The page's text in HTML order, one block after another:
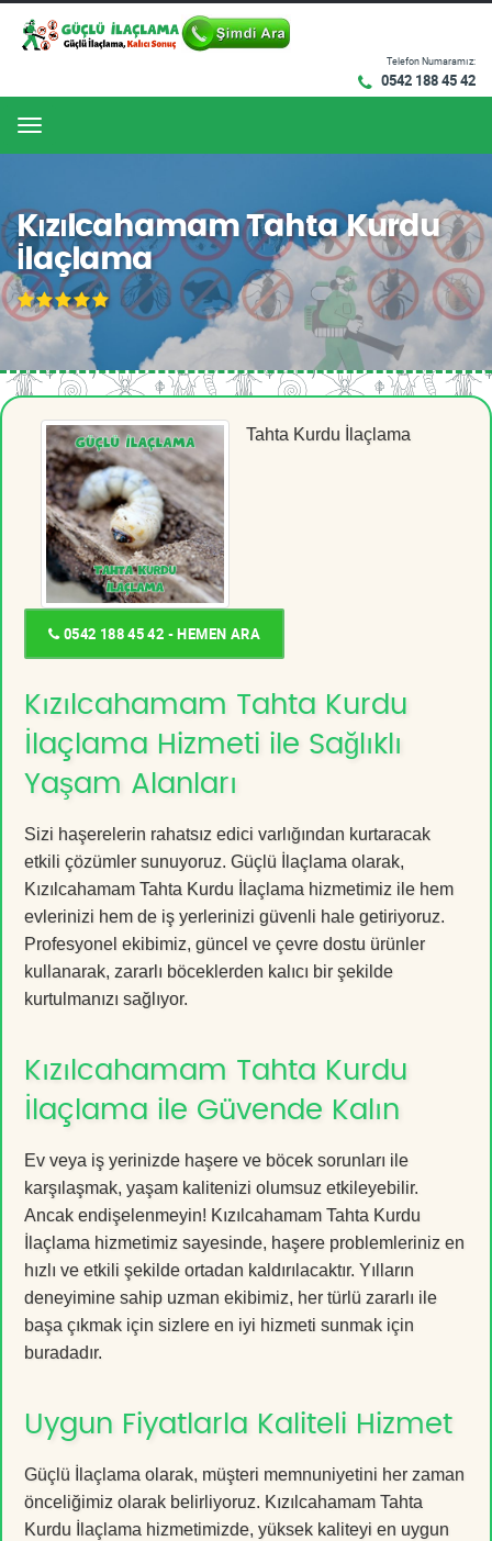
Telefon Numaramız:
0542 188 45 42
Menu
Kızılcahamam Tahta Kurdu
İlaçlama
Tahta Kurdu İlaçlama
0542 188 45 42 - HEMEN ARA
Kızılcahamam Tahta Kurdu
İlaçlama Hizmeti ile Sağlıklı
Yaşam Alanları
Sizi haşerelerin rahatsız edici varlığından kurtaracak
etkili çözümler sunuyoruz. Güçlü İlaçlama olarak,
Kızılcahamam Tahta Kurdu İlaçlama hizmetimiz ile hem
evlerinizi hem de iş yerlerinizi güvenli hale getiriyoruz.
Profesyonel ekibimiz, güncel ve çevre dostu ürünler
kullanarak, zararlı böceklerden kalıcı bir şekilde
kurtulmanızı sağlıyor.
Kızılcahamam Tahta Kurdu
İlaçlama ile Güvende Kalın
Ev veya iş yerinizde haşere ve böcek sorunları ile
karşılaşmak, yaşam kalitenizi olumsuz etkileyebilir.
Ancak endişelenmeyin! Kızılcahamam Tahta Kurdu
İlaçlama hizmetimiz sayesinde, haşere problemleriniz en
hızlı ve etkili şekilde ortadan kaldırılacaktır. Yılların
deneyimine sahip uzman ekibimiz, her türlü zararlı ile
başa çıkmak için sizlere en iyi hizmeti sunmak için
buradadır.
Uygun Fiyatlarla Kaliteli Hizmet
Güçlü İlaçlama olarak, müşteri memnuniyetini her zaman
önceliğimiz olarak belirliyoruz. Kızılcahamam Tahta
Kurdu İlaçlama hizmetimizde, yüksek kaliteyi en uygun